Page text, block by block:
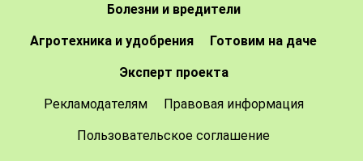
Болезни и вредители
Агротехника и удобрения Готовим на даче
Эксперт проекта
Рекламодателям Правовая информация
Пользовательское соглашение